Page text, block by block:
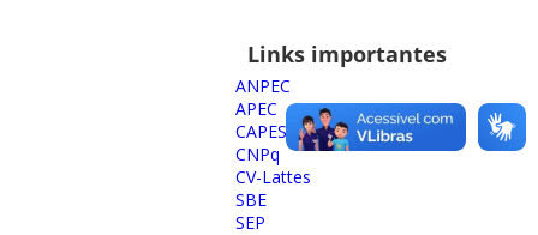
Links importantes
ANPEC
APEC
CAPES
CNPq
CV-Lattes
SBE
SEP